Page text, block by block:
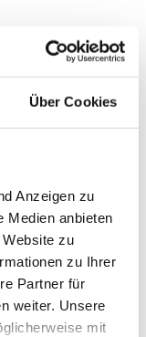
Über Cookies
Anzeigen zu
Medien anbieten
zu
zu Ihrer
Partner für
weiter. Unsere
mit
Ver­fah­ren zur
und
fin­den Sie